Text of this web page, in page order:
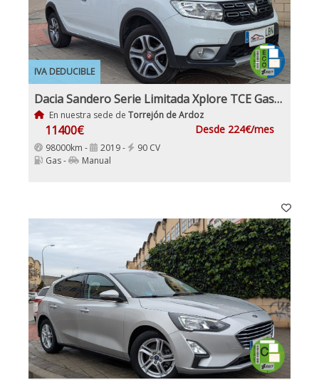
IVA DEDUCIBLE
Dacia Sandero Serie Limitada Xplore TCE Gasolina y GLP
En nuestra sede de Torrejón de Ardoz
11400€ Desde 224€/mes
98000km - 2019 -
90 CV
Gas -
Manual